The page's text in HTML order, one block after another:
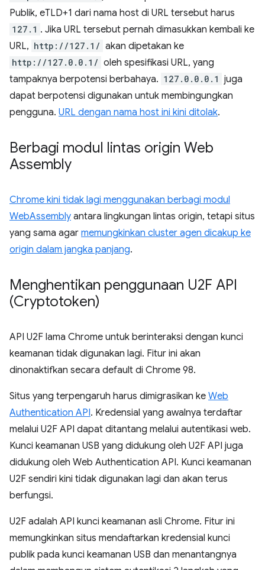
Publik, eTLD+1 dari nama host di URL tersebut harus
127.1 . Jika URL tersebut pernah dimasukkan kembali ke
URL, http://127.1/ akan dipetakan ke
http://127.0.0.1/ oleh spesifikasi URL, yang
tampaknya berpotensi berbahaya. 127.0.0.0.1 juga
dapat berpotensi digunakan untuk membingungkan
pengguna. URL dengan nama host ini kini ditolak.
Berbagi modul lintas origin Web
Assembly
Chrome kini tidak lagi menggunakan berbagi modul
WebAssembly antara lingkungan lintas origin, tetapi situs
yang sama agar memungkinkan cluster agen dicakup ke
origin dalam jangka panjang.
Menghentikan penggunaan U2F API
(Cryptotoken)
API U2F lama Chrome untuk berinteraksi dengan kunci
keamanan tidak digunakan lagi. Fitur ini akan
dinonaktifkan secara default di Chrome 98.
Situs yang terpengaruh harus dimigrasikan ke Web
Authentication API. Kredensial yang awalnya terdaftar
melalui U2F API dapat ditantang melalui autentikasi web.
Kunci keamanan USB yang didukung oleh U2F API juga
didukung oleh Web Authentication API. Kunci keamanan
U2F sendiri kini tidak digunakan lagi dan akan terus
berfungsi.
U2F adalah API kunci keamanan asli Chrome. Fitur ini
memungkinkan situs mendaftarkan kredensial kunci
publik pada kunci keamanan USB dan menantangnya